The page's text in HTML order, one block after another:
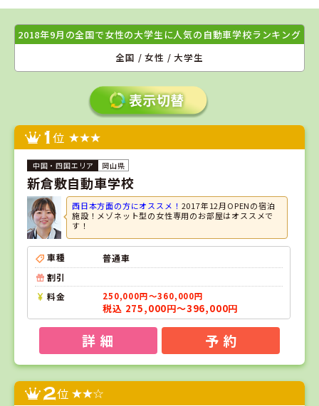
2018年9月の全国で女性の大学生に人気の自動車学校ランキング
全国 / 女性 / 大学生
1位
岡山県
新倉敷自動車学校
西日本方面の方にオススメ！ 2017年12月OPENの宿泊
施設！メゾネット型の女性専用のお部屋はオススメで
す！
車種
普通車
割引
料金
250,000円～360,000円
税込 275,000円～396,000円
詳 細 予 約
2位